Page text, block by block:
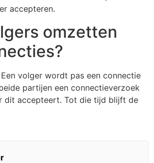
accepteren.
omzetten
volger wordt pas een connectie
partijen een connectieverzoek
dit accepteert. Tot die tijd blijft de